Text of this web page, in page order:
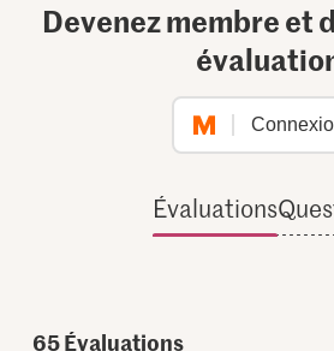
Devenez membre et
Évaluations
65Évaluations